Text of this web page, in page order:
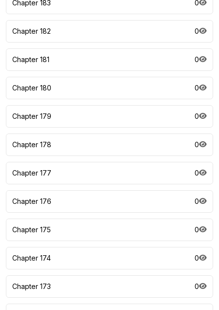
Chapter 183 0
Chapter 182 0
Chapter 181 0
Chapter 180 0
Chapter 179 0
Chapter 178 0
Chapter 177 0
Chapter 176 0
Chapter 175 0
Chapter 174 0
Chapter 173 0